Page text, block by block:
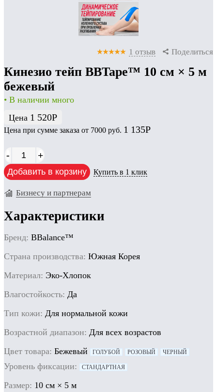
1 отзыв Поделиться
Кинезио тейп BBTape™ 10 см × 5 м
бежевый
• В наличии много
Цена 1 520Р
Цена при сумме заказа от 7000 руб. 1 135Р
- +
Добавить в корзину Купить в 1 клик
Бизнесу и партнерам
Характеристики
Бренд: BBalance™
Cтрана производства: Южная Корея
Материал: Эко-Хлопок
Влагостойкость: Да
Тип кожи: Для нормальной кожи
Возрастной диапазон: Для всех возрастов
Цвет товара: Бежевый ГОЛУБОЙ РОЗОВЫЙ ЧЕРНЫЙ
Уровень фиксации: СТАНДАРТНАЯ
Размер: 10 см × 5 м